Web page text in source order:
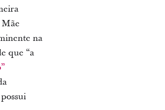
na
que “a